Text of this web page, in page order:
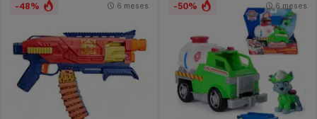
-48% 6 meses -50% 6 meses